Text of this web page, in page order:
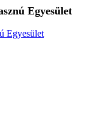
Egyesület